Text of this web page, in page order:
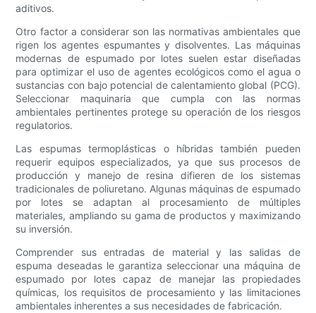
aditivos.
Otro factor a considerar son las normativas ambientales que
rigen los agentes espumantes y disolventes. Las máquinas
modernas de espumado por lotes suelen estar diseñadas
para optimizar el uso de agentes ecológicos como el agua o
sustancias con bajo potencial de calentamiento global (PCG).
Seleccionar maquinaria que cumpla con las normas
ambientales pertinentes protege su operación de los riesgos
regulatorios.
Las espumas termoplásticas o híbridas también pueden
requerir equipos especializados, ya que sus procesos de
producción y manejo de resina difieren de los sistemas
tradicionales de poliuretano. Algunas máquinas de espumado
por lotes se adaptan al procesamiento de múltiples
materiales, ampliando su gama de productos y maximizando
su inversión.
Comprender sus entradas de material y las salidas de
espuma deseadas le garantiza seleccionar una máquina de
espumado por lotes capaz de manejar las propiedades
químicas, los requisitos de procesamiento y las limitaciones
ambientales inherentes a sus necesidades de fabricación.